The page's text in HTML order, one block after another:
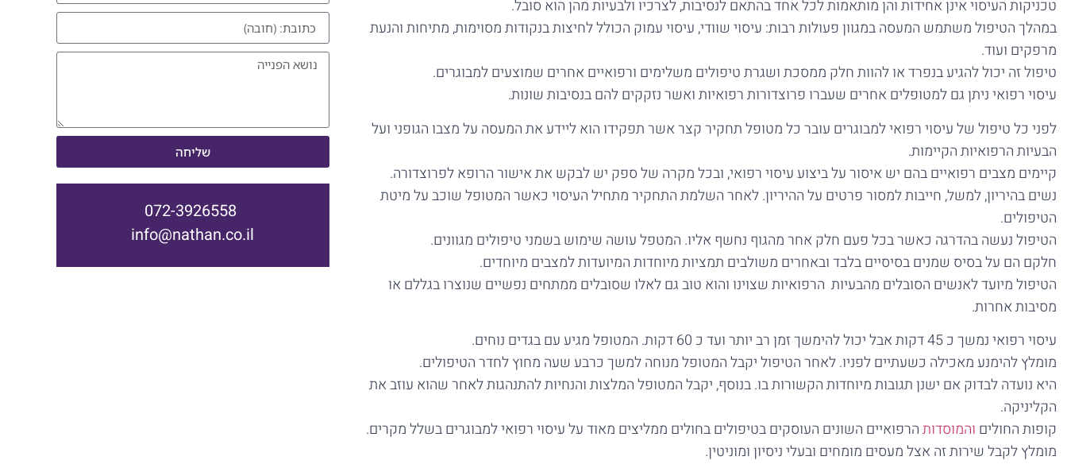
טכניקות העיסוי אינן אחידות והן מותאמות לכל אחד בהתאם לנסיבות, לצרכיו ולבעיות מהן הוא סובל.
במהלך הטיפול משתמש המעסה במגוון פעולות רבות: עיסוי שוודי, עיסוי עמוק הכולל לחיצות בנקודות מסוימות, מתיחות והנעת
מרפקים ועוד.
טיפול זה יכול להגיע בנפרד או להוות חלק ממסכת ושגרת טיפולים משלימים ורפואיים אחרים שמוצעים למבוגרים.
עיסוי רפואי ניתן גם למטופלים אחרים שעברו פרוצדורות רפואיות ואשר נזקקים להם בנסיבות שונות.
לפני כל טיפול של עיסוי רפואי למבוגרים עובר כל מטופל תחקיר קצר אשר תפקידו הוא ליידע את המעסה על מצבו הגופני ועל
הבעיות הרפואיות הקיימות.
קיימים מצבים רפואיים בהם יש איסור על ביצוע עיסוי רפואי, ובכל מקרה של ספק יש לבקש את אישור הרופא לפרוצדורה.
נשים בהיריון, למשל, חייבות למסור פרטים על ההיריון. לאחר השלמת התחקיר מתחיל העיסוי כאשר המטופל שוכב על מיטת
הטיפולים.
הטיפול נעשה בהדרגה כאשר בכל פעם חלק אחר מהגוף נחשף אליו. המטפל עושה שימוש בשמני טיפולים מגוונים.
חלקם הם על בסיס שמנים בסיסיים בלבד ובאחרים משולבים תמציות מיוחדות המיועדות למצבים מיוחדים.
הטיפול מיועד לאנשים הסובלים מהבעיות הרפואיות שצוינו והוא טוב גם לאלו שסובלים ממתחים נפשיים שנוצרו בגללם או
מסיבות אחרות.
עיסוי רפואי נמשך כ 45 דקות אבל יכול להימשך זמן רב יותר ועד כ 60 דקות. המטופל מגיע עם בגדים נוחים.
מומלץ להימנע מאכילה כשעתיים לפניו. לאחר הטיפול יקבל המטופל מנוחה למשך כרבע שעה מחוץ לחדר הטיפולים.
היא נועדה לבדוק אם ישנן תגובות מיוחדות הקשורות בו. בנוסף, יקבל המטופל המלצות והנחיות להתנהגות לאחר שהוא עוזב את
הקליניקה.
קופות החולים והמוסדותהרפואיים השונים העוסקים בטיפולים בחולים ממליצים מאוד על עיסוי רפואי למבוגרים בשלל מקרים.
מומלץ לקבל שירות זה אצל מעסים מומחים ובעלי ניסיון ומוניטין.
שליחה
072-3926558
info@nathan.co.il